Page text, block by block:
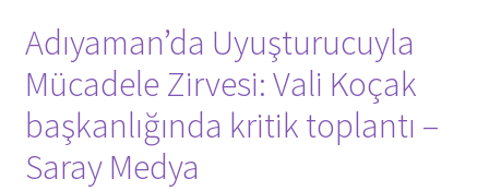
Adıyaman’da Uyuşturucuyla
Mücadele Zirvesi: Vali Koçak
başkanlığında kritik toplantı –
Saray Medya